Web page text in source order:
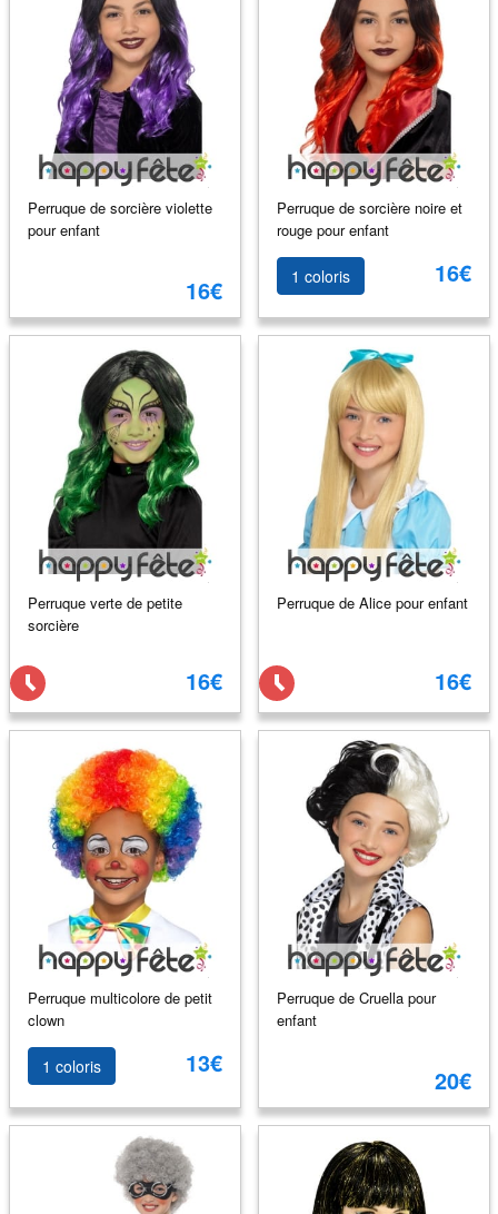
Perruque de sorcière violette
pour enfant
16€
Perruque de sorcière noire et
rouge pour enfant
1 coloris 16€
Perruque verte de petite
sorcière
16€
Perruque de Alice pour enfant
16€
Perruque multicolore de petit
clown
1 coloris 13€
Perruque de Cruella pour
enfant
20€